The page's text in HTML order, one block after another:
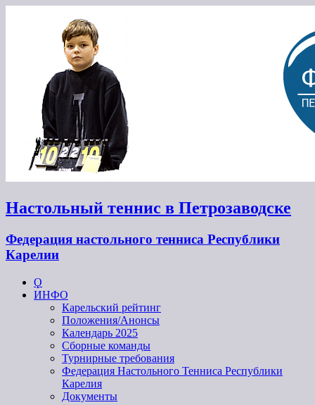
Настольный теннис в Петрозаводске
Федерация настольного тенниса Республики
Карелии
Ϙ
ИНФО
Карельский рейтинг
Положения/Анонсы
Календарь 2025
Сборные команды
Турнирные требования
Федерация Настольного Тенниса Республики
Карелия
Документы